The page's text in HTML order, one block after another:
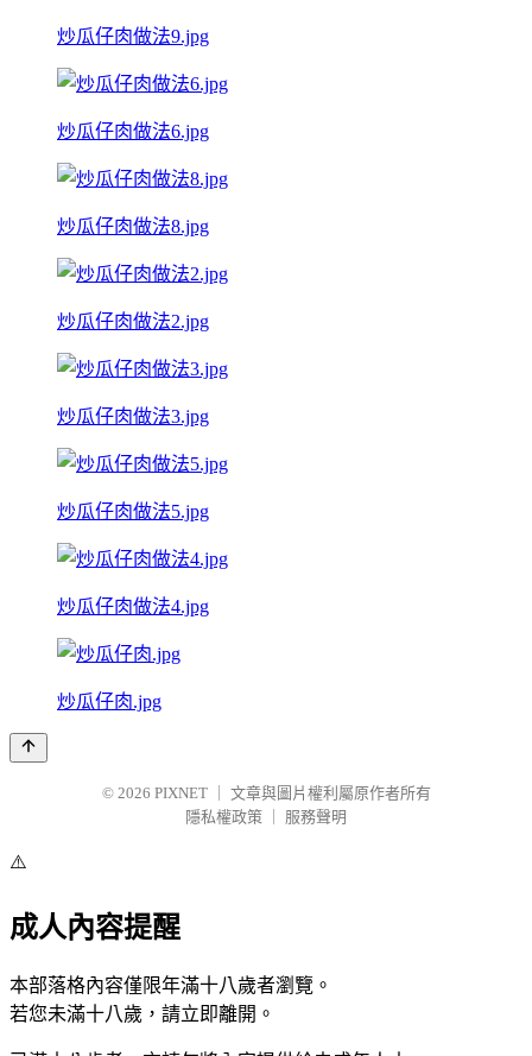
炒瓜仔肉做法9.jpg
炒瓜仔肉做法6.jpg
炒瓜仔肉做法8.jpg
炒瓜仔肉做法2.jpg
炒瓜仔肉做法3.jpg
炒瓜仔肉做法5.jpg
炒瓜仔肉做法4.jpg
炒瓜仔肉.jpg
© 2026 PIXNET
文章與圖片權利屬原作者所有
隱私權政策
服務聲明
⚠️
成人內容提醒
本部落格內容僅限年滿十八歲者瀏覽。
若您未滿十八歲，請立即離開。